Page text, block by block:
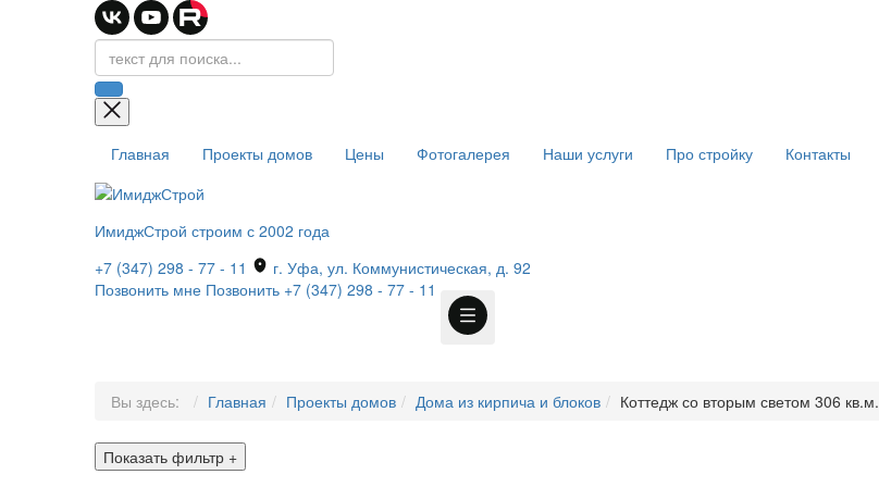
Главная Проекты домов Цены Фотогалерея Наши услуги Про стройку Контакты
ИмиджСтрой строим с 2002 года
+7 (347) 298 - 77 - 11
г. Уфа, ул. Коммунистическая, д. 92
Позвонить мне Позвонить +7 (347) 298 - 77 - 11
Вы здесь: Главная Проекты домов Дома из кирпича и блоков Коттедж со вторым светом 306 кв.м.
Показать фильтр +